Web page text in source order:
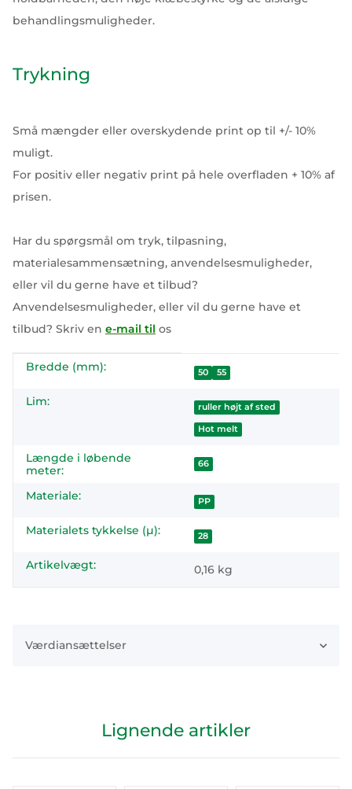
behandlingsmuligheder.
Trykning
Små mængder eller overskydende print op til +/- 10%
muligt.
For positiv eller negativ print på hele overfladen + 10% af
prisen.
Har du spørgsmål om tryk, tilpasning,
materialesammensætning, anvendelsesmuligheder,
eller vil du gerne have et tilbud?
Anvendelsesmuligheder, eller vil du gerne have et
tilbud? Skriv en e-mail til os
#productDetails.itemInformation#
#productDetails.itemValue#
Bredde (mm): 50 55
Lim: ruller højt af sted
Hot melt
Længde i løbende
meter:
66
Materiale: PP
Materialets tykkelse (µ): 28
Artikelvægt: 0,16 kg
Værdiansættelser
Lignende artikler